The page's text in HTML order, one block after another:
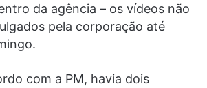
da agência – os vídeos não
pela corporação até
com a PM, havia dois